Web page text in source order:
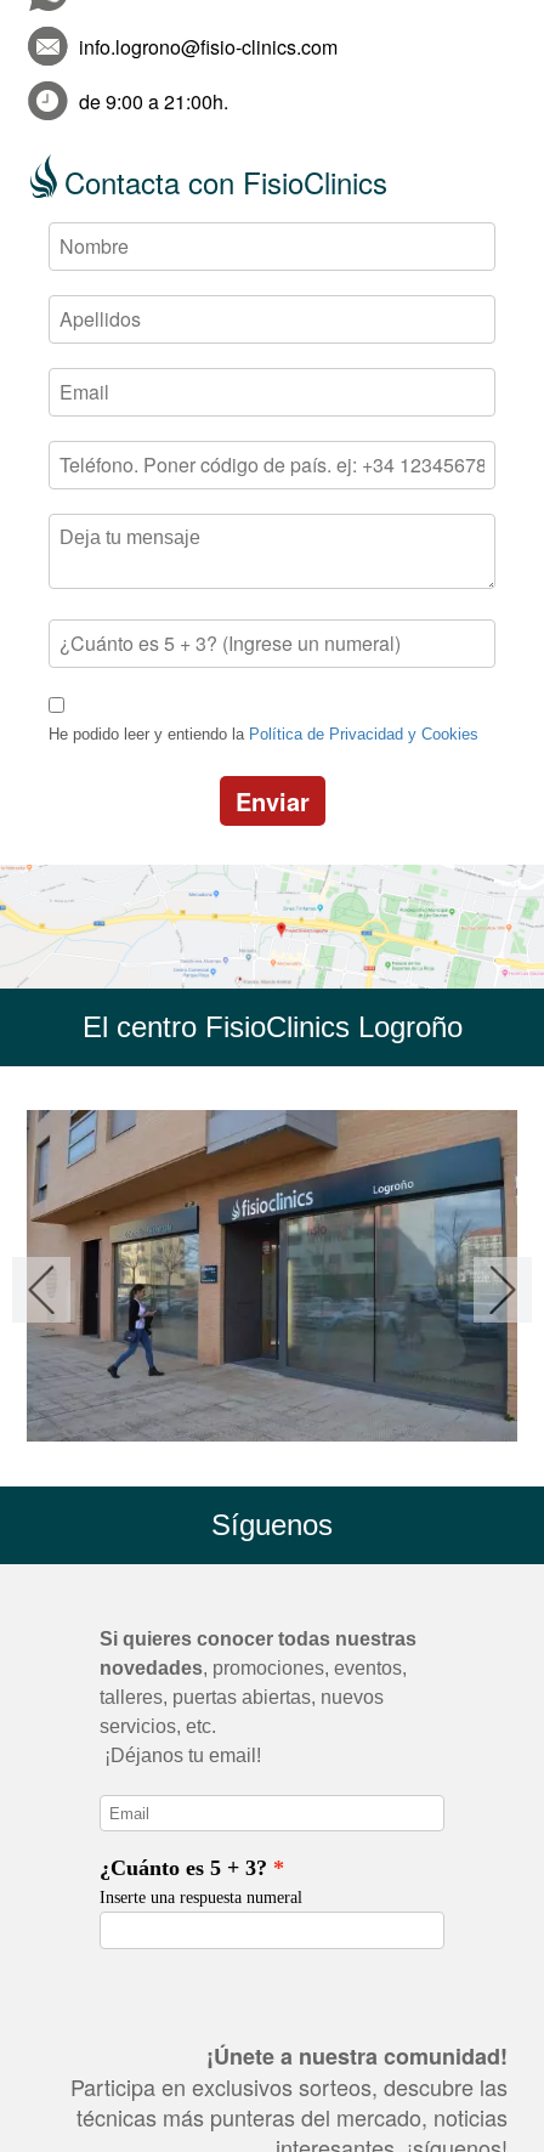
info.logrono@fisio-clinics.com
de 9:00 a 21:00h.
Contacta con FisioClinics
He podido leer y entiendo la Política de Privacidad y Cookies
Enviar
El centro FisioClinics Logroño
Síguenos
¡Únete a nuestra comunidad!
Participa en exclusivos sorteos, descubre las
técnicas más punteras del mercado, noticias